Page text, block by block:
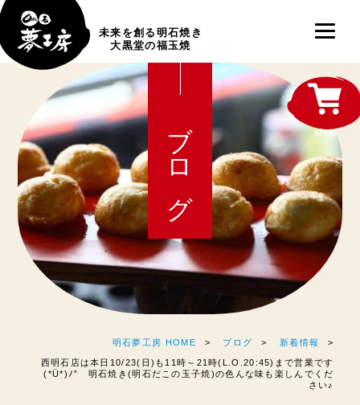
未来を創る明石焼き
大黒堂の福玉焼
ブログ
明石夢工房 HOME ブログ 新着情報
西明石店は本日10/23(日)も11時～21時(L.O.20:45)まで営業です
(*Ü*)ﾉ” 明石焼き(明石だこの玉子焼)の色んな味も楽しんでくだ
さい♪
shop